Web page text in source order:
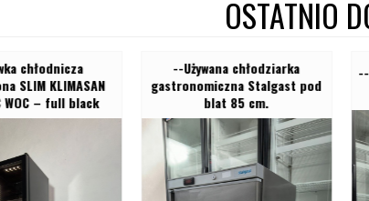
OSTATNIO
chłodnicza
SLIM KLIMASAN
– full black
--Używana chłodziarka
gastronomiczna Stalgast pod
blat 85 cm.
---